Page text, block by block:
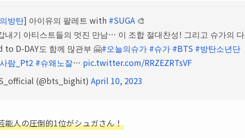
방탄] 아이유의 팔레트 with #SUGA 🎨
내기 아티스트들의 멋진 만남… 이 조합 절대찬성! 그리고 슈가의 다
to D-DAY도 함께 많관부 🤗#오늘의슈가 #슈가 #BTS #방탄소년단
람_Pt2 #슈왜노잘… pic.twitter.com/RRZEZRTsVF
(@bts_bighit) April 10, 2023
能人の圧倒的1位がシュガさん！